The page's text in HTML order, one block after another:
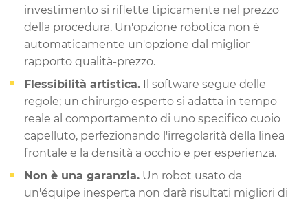
investimento si riflette tipicamente nel prezzo
della procedura. Un'opzione robotica non è
automaticamente un'opzione dal miglior
rapporto qualità-prezzo.
Flessibilità artistica. Il software segue delle
regole; un chirurgo esperto si adatta in tempo
reale al comportamento di uno specifico cuoio
capelluto, perfezionando l'irregolarità della linea
frontale e la densità a occhio e per esperienza.
Non è una garanzia. Un robot usato da
un'équipe inesperta non darà risultati migliori di